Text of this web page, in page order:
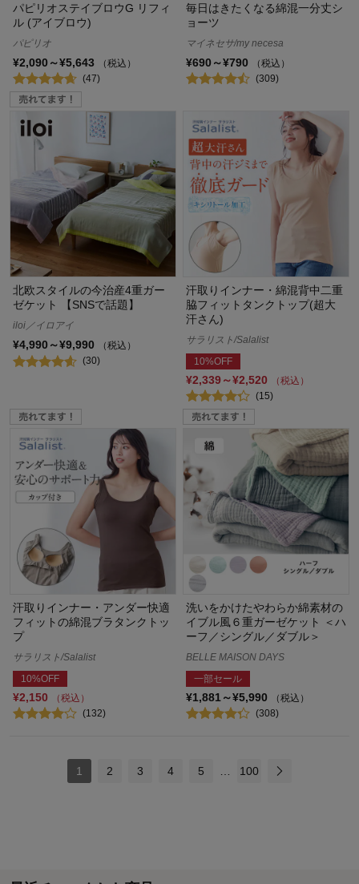
パピリオステイブロウG リフィ
ル (アイブロウ)
パピリオ
¥2,090～¥5,643
（税込）
(47)
毎日はきたくなる綿混一分丈シ
ョーツ
マイネセサ/my necesa
¥690～¥790
（税込）
(309)
北欧スタイルの今治産4重ガー
ゼケット 【SNSで話題】
iloi／イロアイ
¥4,990～¥9,990
（税込）
(30)
汗取りインナー・綿混背中二重
脇フィットタンクトップ(超大
汗さん)
サラリスト/Salalist
10%OFF
¥2,339～¥2,520
（税込）
(15)
汗取りインナー・アンダー快適
フィットの綿混ブラタンクトッ
プ
サラリスト/Salalist
10%OFF
¥2,150
（税込）
(132)
洗いをかけたやわらか綿素材の
イブル風６重ガーゼケット ＜ハ
ーフ／シングル／ダブル＞
BELLE MAISON DAYS
一部セール
¥1,881～¥5,990
（税込）
(308)
1 2 3 4 5 … 100